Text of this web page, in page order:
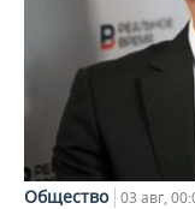
Общество 03 авг,